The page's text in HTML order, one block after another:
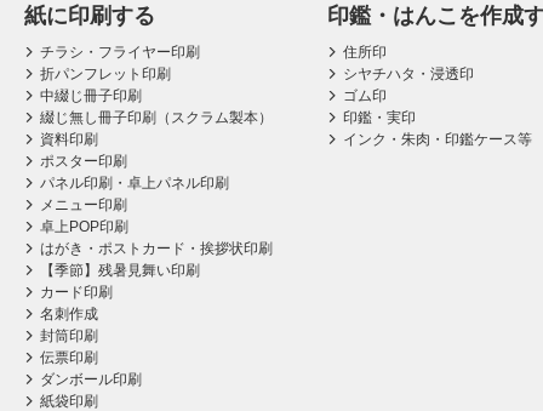
紙に印刷する
チラシ・フライヤー印刷
折パンフレット印刷
中綴じ冊子印刷
綴じ無し冊子印刷（スクラム製本）
資料印刷
ポスター印刷
パネル印刷・卓上パネル印刷
メニュー印刷
卓上POP印刷
はがき・ポストカード・挨拶状印刷
【季節】残暑見舞い印刷
カード印刷
名刺作成
封筒印刷
伝票印刷
ダンボール印刷
紙袋印刷
印鑑・はんこを作成
住所印
シヤチハタ・浸透印
ゴム印
印鑑・実印
インク・朱肉・印鑑ケース等